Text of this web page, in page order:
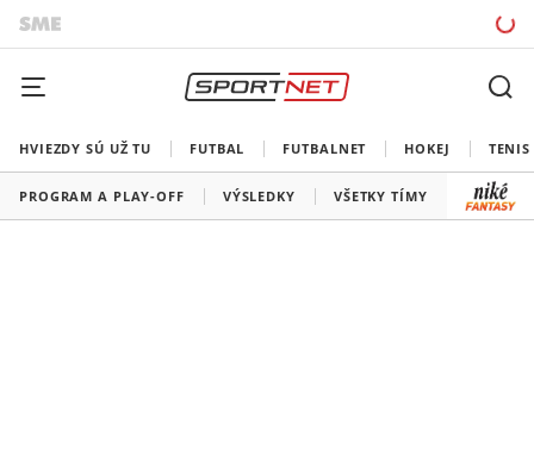
HVIEZDY SÚ UŽ TU FUTBAL FUTBALNET HOKEJ TENIS
PROGRAM A PLAY-OFF VÝSLEDKY VŠETKY TÍMY